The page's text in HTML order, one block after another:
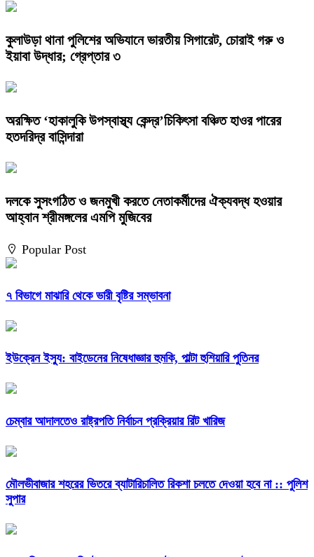
কুলাউড়া থানা পুলিশের অভিযানে ভারতীয় সিগারেট, চোরাই গরু ও
ইয়াবা উদ্ধার; গ্রেপ্তার ৩
অরক্ষিত ‘হাকালুকি উপস্বাস্থ্য কেন্দ্র’চিকিৎসা বঞ্চিত হাওর পারের
হতদরিদ্র বাসিন্দারা
দলকে সুসংগঠিত ও জনমুখী করতে নেতাকর্মীদের ঐক্যবদ্ধ হওয়ার
আহ্বান শ্রীমঙ্গলের এমপি মুজিবের
Popular Post
৭ বিভাগে মাঝারি থেকে ভারী বৃষ্টির সম্ভাবনা
ইউক্রেন ইস্যু: বাইডেনের নিষেধাজ্ঞার হুমকি, পাল্টা হুশিয়ারি পুতিনর
চেম্বার আদালতেও রাষ্ট্রপতি নির্বাচন প্রক্রিয়ার রিট খারিজ
মৌলভীবাজার শহরের ভিতরে ব্যাটারিচালিত রিকশা চলতে দেওয়া হবে না :: পুলিশ
সুপার